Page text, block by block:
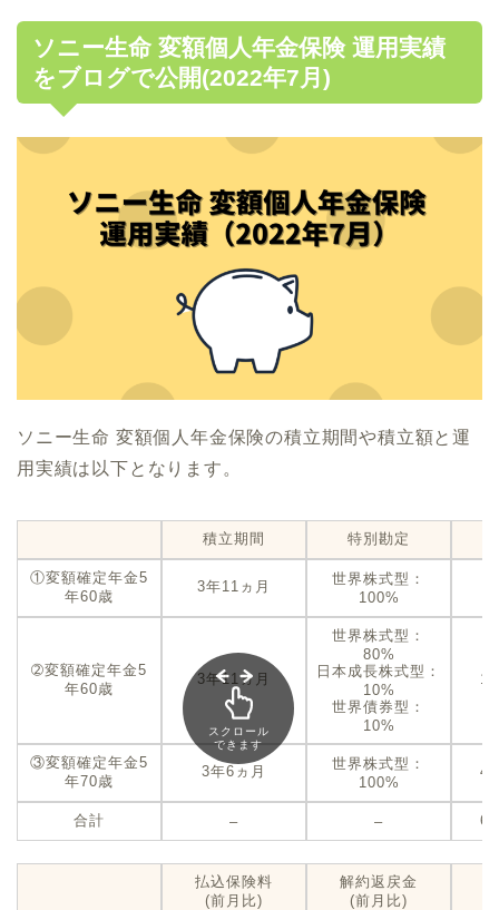
ソニー生命 変額個人年金保険 運用実績
をブログで公開(2022年7月)
ソニー生命 変額個人年金保険の積立期間や積立額と運
用実績は以下となります。
積立期間 特別勘定
①変額確定年金5
年60歳
3年11ヵ月
世界株式型：
100%
➁変額確定年金5
年60歳
3年11ヵ月
世界株式型：
80%
日本成長株式型：
10%
世界債券型：
10%
③変額確定年金5
年70歳
3年6ヵ月
世界株式型：
100%
合計 – –
スクロール
できます
払込保険料
(前月比)
解約返戻金
(前月比)